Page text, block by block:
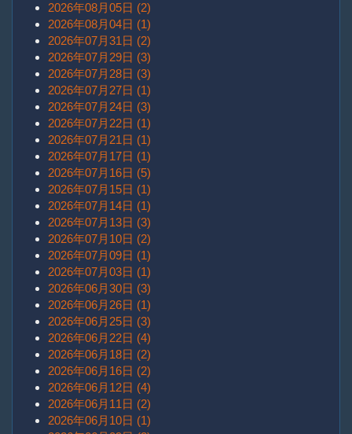
2026年08月05日 (2)
2026年08月04日 (1)
2026年07月31日 (2)
2026年07月29日 (3)
2026年07月28日 (3)
2026年07月27日 (1)
2026年07月24日 (3)
2026年07月22日 (1)
2026年07月21日 (1)
2026年07月17日 (1)
2026年07月16日 (5)
2026年07月15日 (1)
2026年07月14日 (1)
2026年07月13日 (3)
2026年07月10日 (2)
2026年07月09日 (1)
2026年07月03日 (1)
2026年06月30日 (3)
2026年06月26日 (1)
2026年06月25日 (3)
2026年06月22日 (4)
2026年06月18日 (2)
2026年06月16日 (2)
2026年06月12日 (4)
2026年06月11日 (2)
2026年06月10日 (1)